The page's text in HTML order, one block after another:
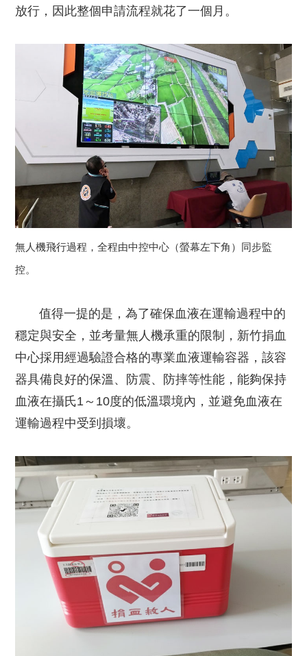
放行，因此整個申請流程就花了一個月。
無人機飛行過程，全程由中控中心（螢幕左下角）同步監
控。
值得一提的是，為了確保血液在運輸過程中的
穩定與安全，並考量無人機承重的限制，新竹捐血
中心採用經過驗證合格的專業血液運輸容器，該容
器具備良好的保溫、防震、防摔等性能，能夠保持
血液在攝氏1～10度的低溫環境內，並避免血液在
運輸過程中受到損壞。